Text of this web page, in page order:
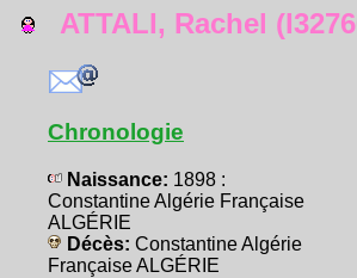
ATTALI, Rachel
Chronologie
Naissance: 1898 :
Constantine Algérie Française
ALGÉRIE
Décès: Constantine Algérie
Française ALGÉRIE